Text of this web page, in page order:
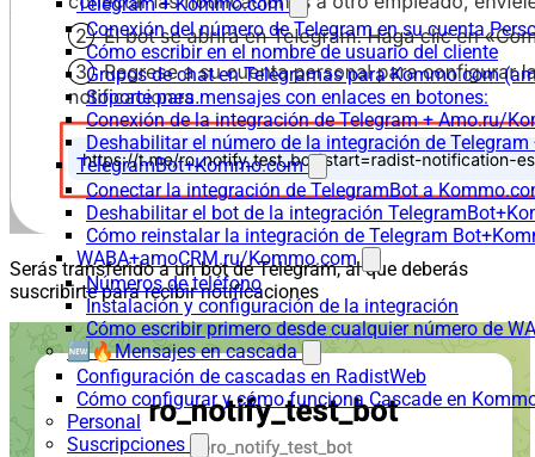
Conexión del número de Telegram en su cuenta
Cómo escribir en el nombre de usuario del cliente
Grupos de chat en Telegramas para Kommo.com
Soporte para mensajes con enlaces en botones:
Conexión de la integración de Telegram + Amo.ru/
Deshabilitar el número de la integración de
TelegramBot+Kommo.com
Conectar la integración de TelegramBot a
Deshabilitar el bot de la integración
Cómo reinstalar la integración de Telegram
WABA+amoCRM.ru/Kommo.com
Números de teléfono
Instalación y configuración de la integración
Cómo escribir primero desde cualquier número de
🆕🔥Mensajes en cascada
Configuración de cascadas en RadistWeb
Cómo configurar y cómo funciona Cascade en
Personal
Suscripciones
Serás transferido a un bot de Telegram, al que deberás
suscribirte para recibir notificaciones